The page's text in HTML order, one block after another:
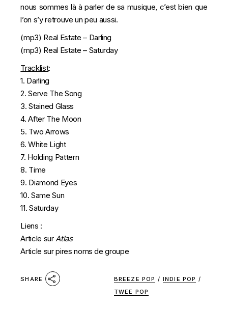
nous sommes là à parler de sa musique, c’est bien que
l’on s’y retrouve un peu aussi.
(mp3) Real Estate – Darling
(mp3) Real Estate – Saturday
Tracklist:
1. Darling
2. Serve The Song
3. Stained Glass
4. After The Moon
5. Two Arrows
6. White Light
7. Holding Pattern
8. Time
9. Diamond Eyes
10. Same Sun
11. Saturday
Liens :
Article surAtlas
Article sur pires noms de groupe
SHARE BREEZE POP / INDIE POP /
TWEE POP